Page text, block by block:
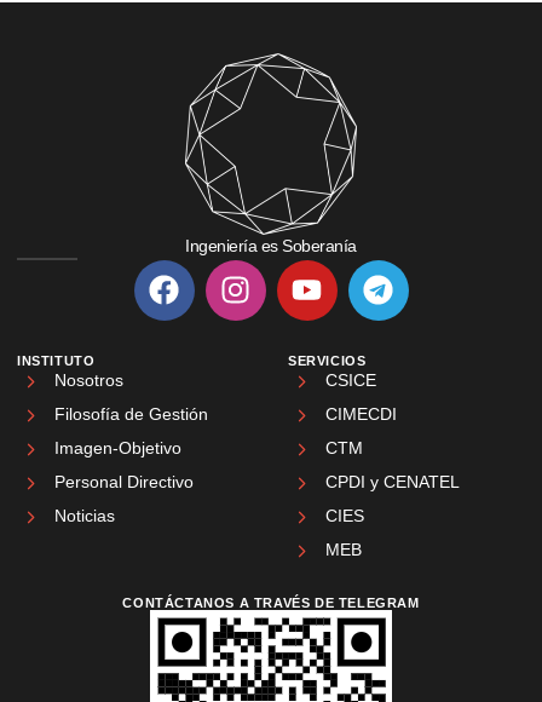
Ingeniería es Soberanía
INSTITUTO
Nosotros
Filosofía de Gestión
Imagen-Objetivo
Personal Directivo
Noticias
SERVICIOS
CSICE
CIMECDI
CTM
CPDI y CENATEL
CIES
MEB
CONTÁCTANOS A TRAVÉS DE TELEGRAM